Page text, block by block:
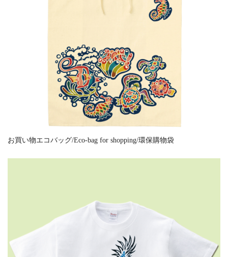
お買い物エコバッグ/Eco-bag for shopping/環保購物袋